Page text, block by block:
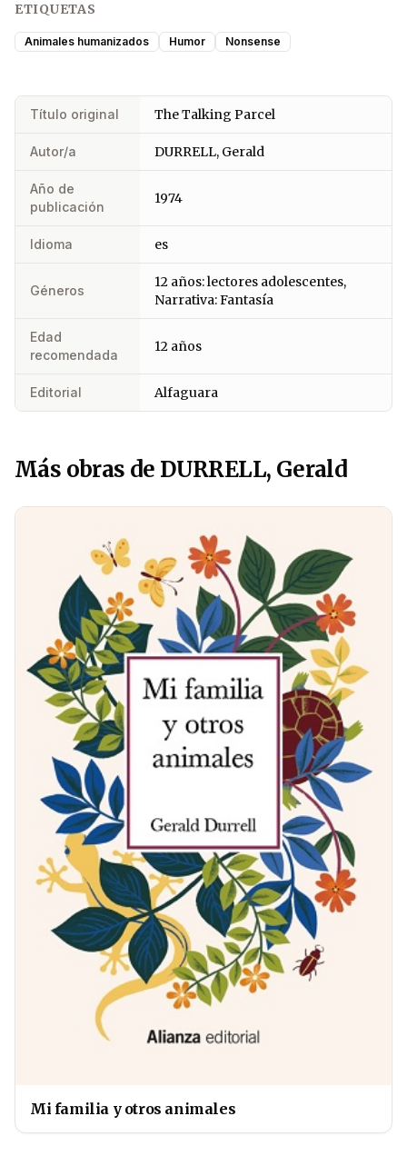
ETIQUETAS
Animales humanizados Humor Nonsense
Título original The Talking Parcel
Autor/a DURRELL, Gerald
Año de
publicación
1974
Idioma es
Géneros
12 años: lectores adolescentes,
Narrativa: Fantasía
Edad
recomendada
12 años
Editorial Alfaguara
Más obras de DURRELL, Gerald
Mi familia y otros animales